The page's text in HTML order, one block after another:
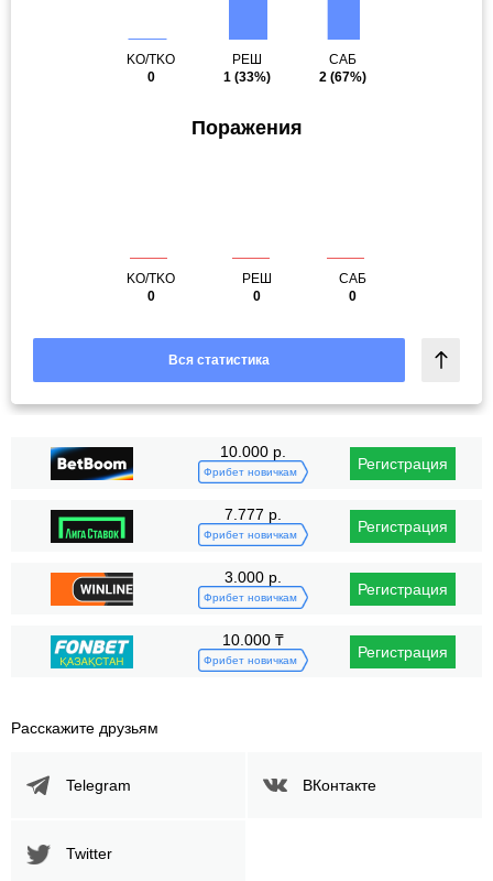
KO/TKO
0
РЕШ
1 (33%)
САБ
2 (67%)
Поражения
KO/TKO
0
РЕШ
0
САБ
0
Вся статистика
10.000 р.
Фрибет новичкам Регистрация
7.777 р.
Фрибет новичкам Регистрация
3.000 р.
Фрибет новичкам Регистрация
10.000 ₸
Фрибет новичкам Регистрация
Расскажите друзьям
Telegram ВКонтакте
Twitter